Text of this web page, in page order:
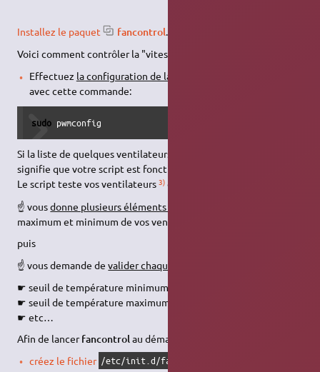
Installez le paquet fancontrol.
Voici comment contrôler la "vitesse du ventilateur"
Effectuez la configuration de la vitesse de vos ventilateurs
avec cette commande:
sudo pwmconfig
Si la liste de quelques ventilateurs apparaît sans erreur, cela
signifie que votre script est fonctionnel.
Le script teste vos ventilateurs3) et
☝ vousdonne plusieurs éléments d'informations
maximum et minimum de vos ventilateurs,
puis
☝ vous demande devalider chaque choix
☛ seuil de température minimum,
☛ seuil de température maximum,
☛ etc…
Afin de lancerfancontrolau démarrage,
créez le fichier /etc/init.d/fancontrol